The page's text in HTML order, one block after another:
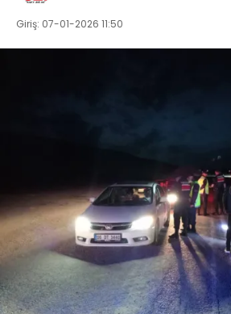
Giriş: 07-01-2026 11:50